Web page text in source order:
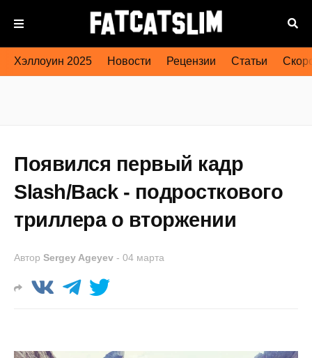
Хэллоуин 2025 Новости Рецензии Статьи
Появился первый кадр
Slash/Back - подросткового
триллера о вторжении
Автор Sergey Ageyev - 04 марта